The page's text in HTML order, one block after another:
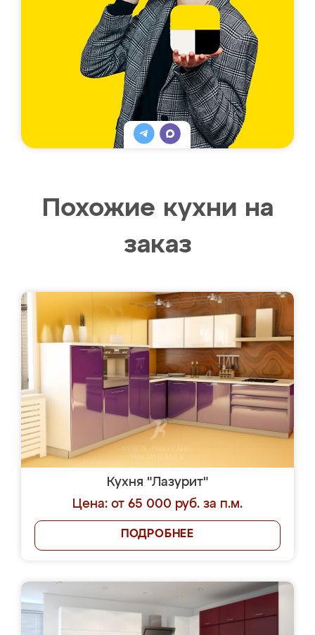
Похожие кухни на
заказ
Кухня "Лазурит"
Цена: от 65 000 руб. за п.м.
ПОДРОБНЕЕ